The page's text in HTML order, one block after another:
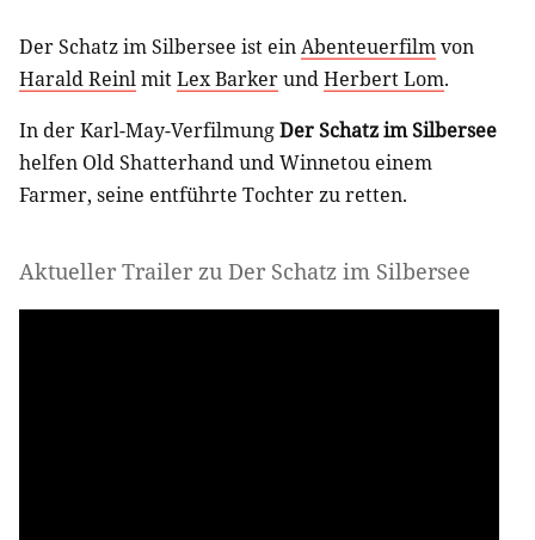
Der Schatz im Silbersee ist einAbenteuerfilmvon
Harald ReinlmitLex BarkerundHerbert Lom.
In der Karl-May-VerfilmungDer Schatz im Silbersee
helfen Old Shatterhand und Winnetou einem
Farmer, seine entführte Tochter zu retten.
Aktueller Trailer zu Der Schatz im Silbersee